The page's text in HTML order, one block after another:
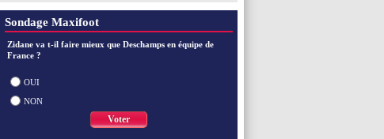
Sondage Maxifoot
Zidane va t-il faire mieux que Deschamps en équipe de
France ?
OUI
NON
Voter